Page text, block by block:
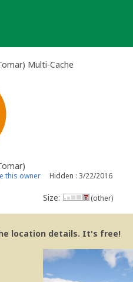
Multi-Cache
this owner Hidden : 3/22/2016
Size: (other)
location details. It's free!